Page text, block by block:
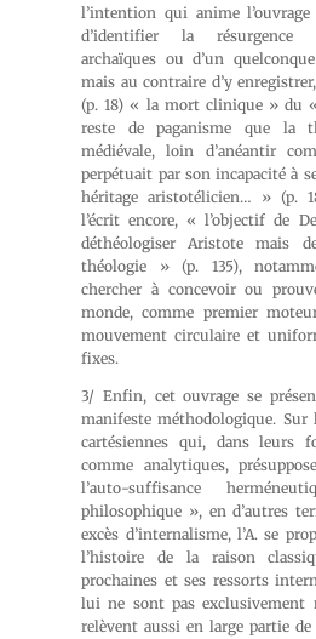
l’intention qui anime l’ouvrage
d’identifier la résurgence
archaïques ou d’un
mais au contraire d’y
(p. 18) « la mort clinique » du «
reste de paganisme que la
médiévale, loin d’anéantir
perpétuait par son incapacité à
héritage aristotélicien… » (p.
l’écrit encore, « l’objectif de
déthéologiser Aristote mais
théologie » (p. 135),
chercher à concevoir ou
monde, comme premier
mouvement circulaire et
fixes.
3/ Enfin, cet ouvrage se
manifeste méthodologique. Sur
cartésiennes qui, dans leurs
comme analytiques,
l’auto-suffisance
philosophique », en d’autres
excès d’internalisme, l’A. se
l’histoire de la raison
prochaines et ses ressorts
lui ne sont pas exclusivement
relèvent aussi en large partie